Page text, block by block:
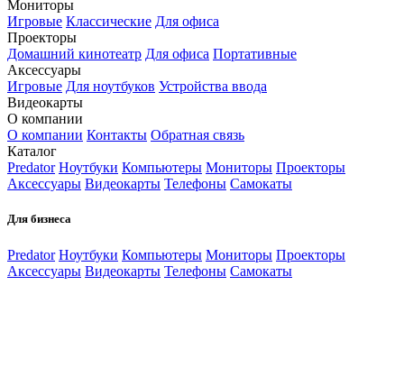
Мониторы
Игровые Классические Для офиса
Проекторы
Домашний кинотеатр Для офиса Портативные
Аксессуары
Игровые Для ноутбуков Устройства ввода
Видеокарты
О компании
О компании Контакты Обратная связь
Каталог
Predator Ноутбуки Компьютеры Мониторы Проекторы
Аксессуары Видеокарты Телефоны Самокаты
Для бизнеса
Predator Ноутбуки Компьютеры Мониторы Проекторы
Аксессуары Видеокарты Телефоны Самокаты